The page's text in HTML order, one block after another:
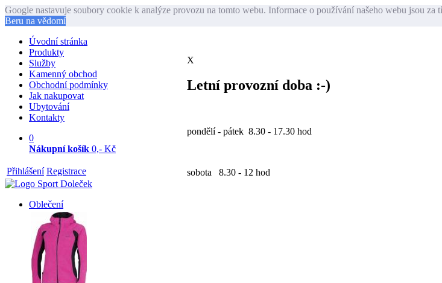
Google nastavuje soubory cookie k analýze provozu na tomto webu. Informace o používání našeho webu jsou za
Beru na vědomí
X
Letní provozní doba :-)
pondělí - pátek 8.30 - 17.30 hod
sobota 8.30 - 12 hod
Úvodní stránka
Produkty
Služby
Kamenný obchod
Obchodní podmínky
Jak nakupovat
Ubytování
Kontakty
0
Nákupní košík 0,- Kč
Přihlášení Registrace
Oblečení